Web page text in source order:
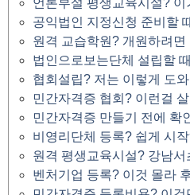
공익법인 지정신청 준비할
원격 교습학원? 개원하려면
법인으로보는단체 설립할
협회설립? 저는 이렇게 도
민간자격증 협회? 이런걸
민간자격증 만들기 전에 확
비영리단체 등록? 쉽게 시
원격 평생교육시설? 강남서
벤처기업 등록? 이것 몰라